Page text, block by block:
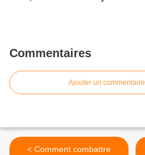
Commentaires
Ajouter un commentaire
< Comment combattre